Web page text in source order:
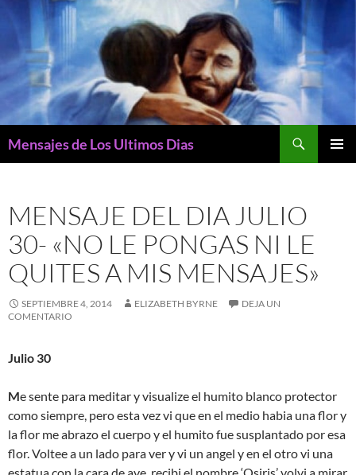
Mensajes de Los Ultimos Dias
MENSAJE DEL DIA JULIO
30- «NO LE PONGAS NI LE
QUITES A MIS MENSAJES»
SEPTIEMBRE 4, 2014 ELIZABETH BYRNE
DEJA UN
COMENTARIO
Julio 30
Me sente para meditar y visualize el humito blanco protector
como siempre, pero esta vez vi que en el medio habia una flor y
la flor me abrazo el cuerpo y el humito fue susplantado por esa
flor. Voltee a un lado para ver y vi un angel y en el otro vi una